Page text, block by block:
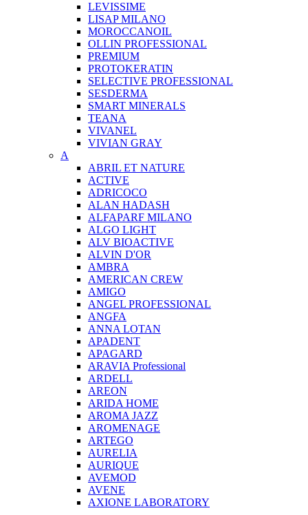
LEVISSIME
LISAP MILANO
MOROCCANOIL
OLLIN PROFESSIONAL
PREMIUM
PROTOKERATIN
SELECTIVE PROFESSIONAL
SESDERMA
SMART MINERALS
TEANA
VIVANEL
VIVIAN GRAY
A
ABRIL ET NATURE
ACTIVE
ADRICOCO
ALAN HADASH
ALFAPARF MILANO
ALGO LIGHT
ALV BIOACTIVE
ALVIN D'OR
AMBRA
AMERICAN CREW
AMIGO
ANGEL PROFESSIONAL
ANGFA
ANNA LOTAN
APADENT
APAGARD
ARAVIA Professional
ARDELL
AREON
ARIDA HOME
AROMA JAZZ
AROMENAGE
ARTEGO
AURELIA
AURIQUE
AVEMOD
AVENE
AXIONE LABORATORY